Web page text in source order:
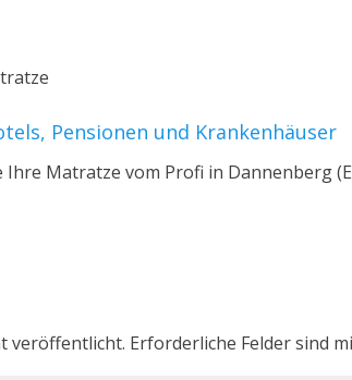
Pensionen und Krankenhäuser
Ihre Matratze vom Profi in Dannenberg
veröffentlicht. Erforderliche Felder sind